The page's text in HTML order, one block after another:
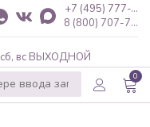
сб, вс ВЫХОДНОЙ
+7 (495) 777-...
8 (800) 707-7...
0